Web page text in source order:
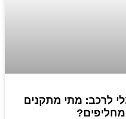
לרכב: מתי מתקנים
מחליפים?